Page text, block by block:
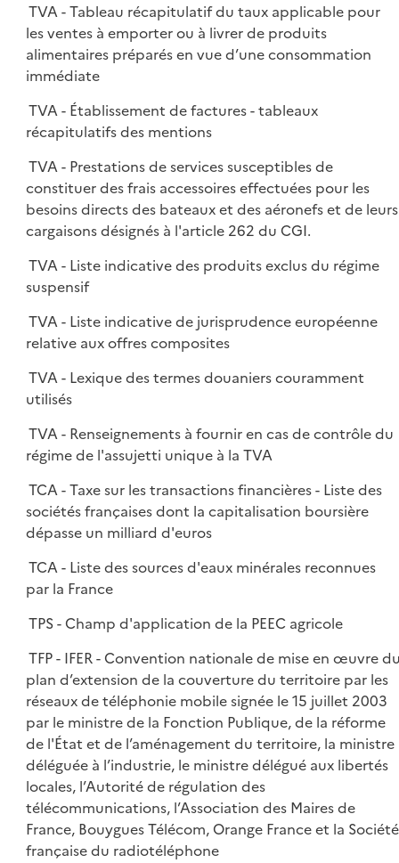
TVA - Tableau récapitulatif du taux applicable pour
les ventes à emporter ou à livrer de produits
alimentaires préparés en vue d’une consommation
immédiate
TVA - Établissement de factures - tableaux
récapitulatifs des mentions
TVA - Prestations de services susceptibles de
constituer des frais accessoires effectuées pour les
besoins directs des bateaux et des aéronefs et de leurs
cargaisons désignés à l'article 262 du CGI.
TVA - Liste indicative des produits exclus du régime
suspensif
TVA - Liste indicative de jurisprudence européenne
relative aux offres composites
TVA - Lexique des termes douaniers couramment
utilisés
TVA - Renseignements à fournir en cas de contrôle du
régime de l'assujetti unique à la TVA
TCA - Taxe sur les transactions financières - Liste des
sociétés françaises dont la capitalisation boursière
dépasse un milliard d'euros
TCA - Liste des sources d'eaux minérales reconnues
par la France
TPS - Champ d'application de la PEEC agricole
TFP - IFER - Convention nationale de mise en œuvre
plan d’extension de la couverture du territoire par les
réseaux de téléphonie mobile signée le 15 juillet 2003
par le ministre de la Fonction Publique, de la réforme
de l'État et de l’aménagement du territoire, la ministre
déléguée à l’industrie, le ministre délégué aux libertés
locales, l’Autorité de régulation des
télécommunications, l’Association des Maires de
France, Bouygues Télécom, Orange France et la Société
française du radiotéléphone